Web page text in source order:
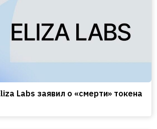
Labs заявил о «смерти» токена